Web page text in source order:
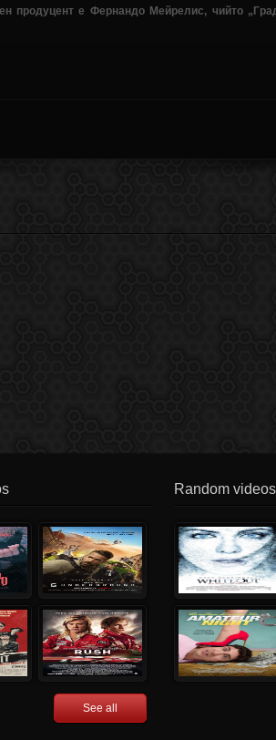
продуцент е Фернандо Мейрелис, чийто
See all
Random videos